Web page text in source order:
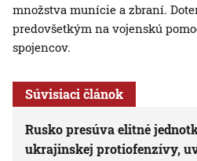
množstva munície a zbraní.
predovšetkým na vojenskú
spojencov.
Súvisiaci článok
Rusko presúva elitné
ukrajinskej protiofenzívy,